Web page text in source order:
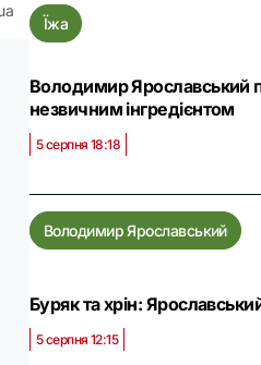
Їжа
Володимир Ярославський
незвичним інгредієнтом
5 серпня 18:18
Володимир Ярославський
Буряк та хрін:
5 серпня 12:15